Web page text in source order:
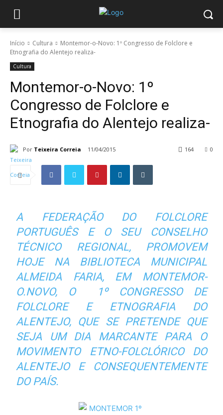
Início Cultura
Montemor-o-Novo: 1º Congresso de Folclore e
Etnografia do Alentejo realiza-
Cultura
Montemor-o-Novo: 1º
Congresso de Folclore e
Etnografia do Alentejo realiza-
Por Teixeira Correia 11/04/2015 0
164
A FEDERAÇÃO DO FOLCLORE
PORTUGUÊS E O SEU CONSELHO
TÉCNICO REGIONAL, PROMOVEM
HOJE NA BIBLIOTECA MUNICIPAL
ALMEIDA FARIA, EM MONTEMOR-
O.NOVO, O 1º CONGRESSO DE
FOLCLORE E ETNOGRAFIA DO
ALENTEJO, QUE SE PRETENDE QUE
SEJA UM DIA MARCANTE PARA O
MOVIMENTO ETNO-FOLCLÓRICO DO
ALENTEJO E CONSEQUENTEMENTE
DO PAÍS.